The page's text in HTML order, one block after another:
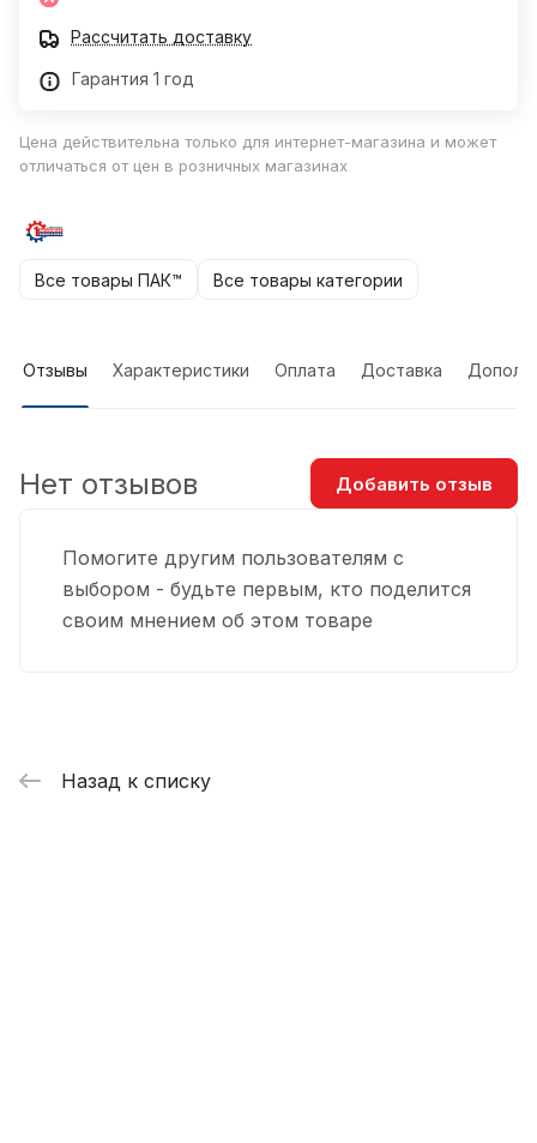
Рассчитать доставку
Гарантия 1 год
Цена действительна только для интернет-магазина и может
отличаться от цен в розничных магазинах
Все товары ПАК™ Все товары категории
Отзывы Характеристики Оплата Доставка
Помогите другим пользователям с
выбором - будьте первым, кто поделится
своим мнением об этом товаре
Нет отзывов Добавить отзыв
Назад к списку